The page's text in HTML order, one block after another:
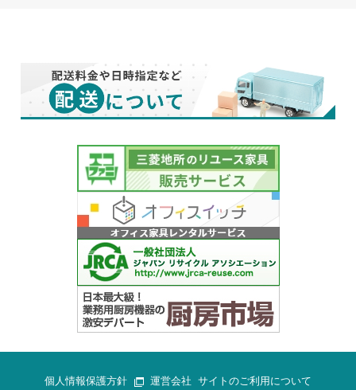
個人情報保護方針 運営会社 サイトのご利用について